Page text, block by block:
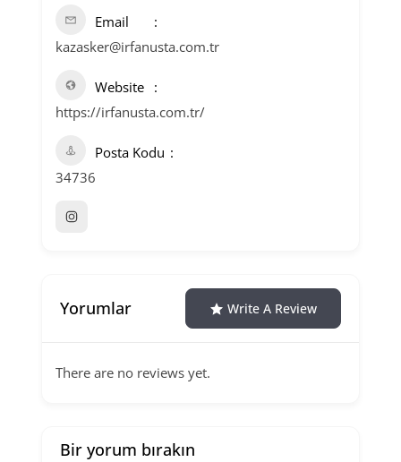
Email
kazasker@irfanusta.com.tr
Website
https://irfanusta.com.tr/
Posta Kodu
34736
Yorumlar Write A Review
There are no reviews yet.
Bir yorum bırakın